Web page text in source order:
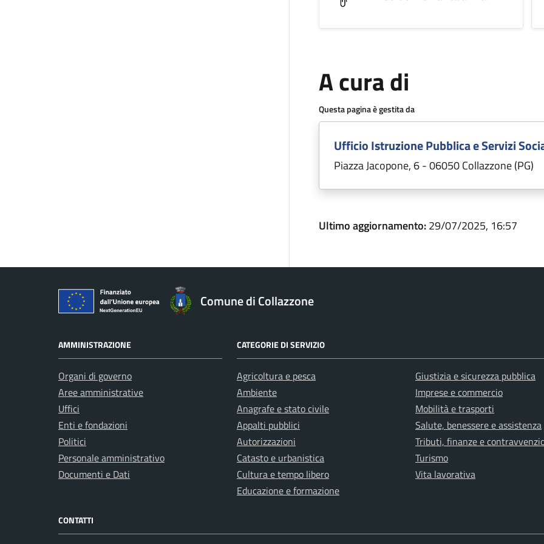
A cura di
Questa pagina è gestita da
Ufficio Istruzione Pubblica e Servizi
Piazza Jacopone, 6 - 06050 Collazzone (PG)
Ultimo aggiornamento:29/07/2025, 16:57
Comune di Collazzone
AMMINISTRAZIONE
Organi di governo
Aree amministrative
Uffici
Enti e fondazioni
Politici
Personale amministrativo
Documenti e Dati
CATEGORIE DI SERVIZIO
Agricoltura e pesca
Ambiente
Anagrafe e stato civile
Appalti pubblici
Autorizzazioni
Catasto e urbanistica
Cultura e tempo libero
Educazione e formazione
Giustizia e sicurezza pubblica
Imprese e commercio
Mobilità e trasporti
Salute, benessere e assistenza
Tributi, finanze e
Turismo
Vita lavorativa
CONTATTI